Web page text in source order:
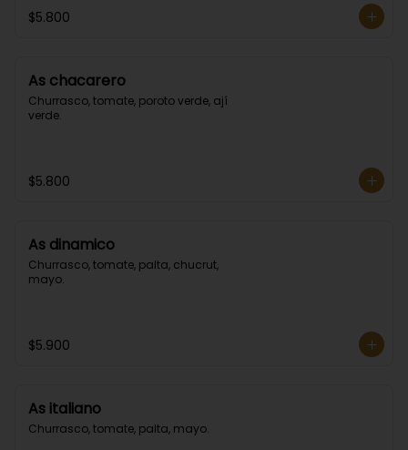
$5.800
As chacarero
Churrasco, tomate, poroto verde, ají
verde.
$5.800
As dinamico
Churrasco, tomate, palta, chucrut,
mayo.
$5.900
As italiano
Churrasco, tomate, palta, mayo.